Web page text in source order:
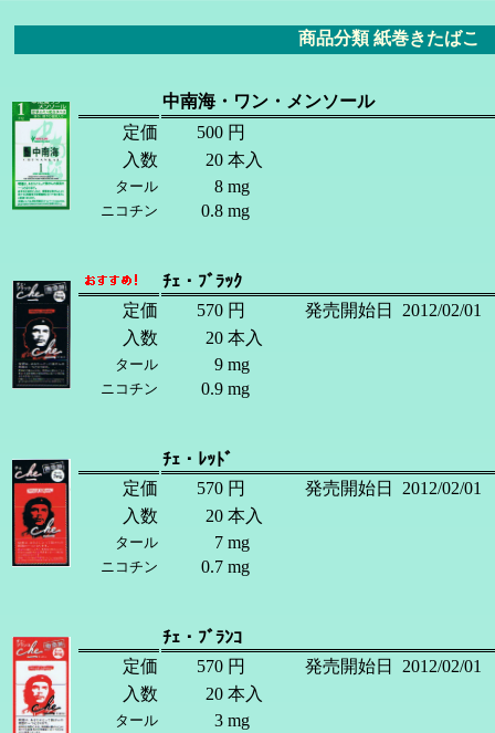
商品分類 紙巻きたば
中南海・ワン・メンソール
定価
500 円
入数
20 本入
タール 8 mg
ニコチン 0.8 mg
ﾁｪ・ﾌﾞﾗｯｸ
定価
570 円 発売開始日
2012/02/01
入数
20 本入
タール 9 mg
ニコチン 0.9 mg
ﾁｪ・ﾚｯﾄﾞ
定価
570 円 発売開始日
2012/02/01
入数
20 本入
タール 7 mg
ニコチン 0.7 mg
ﾁｪ・ﾌﾞﾗﾝｺ
定価
570 円 発売開始日
2012/02/01
入数
20 本入
タール 3 mg